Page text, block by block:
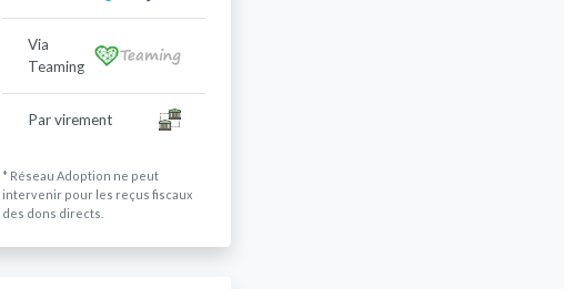
Via
Teaming
Par virement
* Réseau Adoption ne peut
intervenir pour les reçus fiscaux
des dons directs.